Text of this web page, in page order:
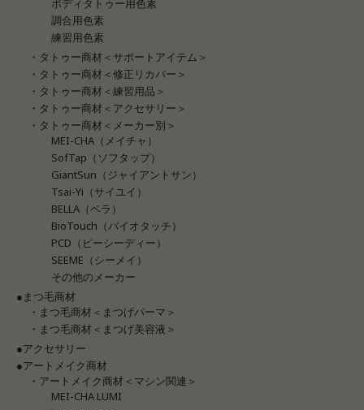
ボディタトゥー用色素
調合用色素
練習用色素
・タトゥー商材＜サポートアイテム＞
・タトゥー商材＜修正リカバー＞
・タトゥー商材＜練習用品＞
・タトゥー商材＜アクセサリー＞
・タトゥー商材＜メーカー別＞
MEI-CHA（メイチャ）
SofTap（ソフタップ）
GiantSun（ジャイアントサン）
Tsai-Yi（サイユイ）
BELLA（ベラ）
BioTouch（バイオタッチ）
PCD（ピーシーディー）
SEEME（シーメイ）
その他のメーカー
●まつ毛商材
・まつ毛商材＜まつげパーマ＞
・まつ毛商材＜まつげ美容液＞
●アクセサリー
●アートメイク商材
・アートメイク商材＜マシン関連＞
MEI-CHA LUMI